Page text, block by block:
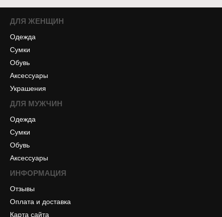
ДЛЯ ЖЕНЩИН
Одежда
Сумки
Обувь
Аксессуары
Украшения
ДЛЯ МУЖЧИН
Одежда
Сумки
Обувь
Аксессуары
ИНФОРМАЦИЯ
Отзывы
Оплата и доставка
Карта сайта